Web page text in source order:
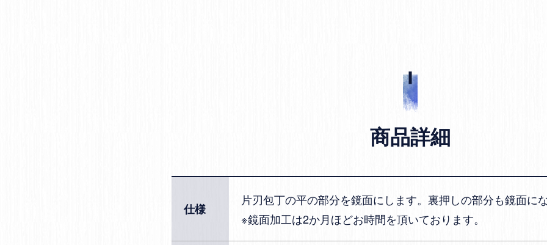
商品詳細
仕様
片刃包丁の平の部分を鏡面にします。裏押しの部分も鏡面に
※鏡面加工は2か月ほどお時間を頂いております。